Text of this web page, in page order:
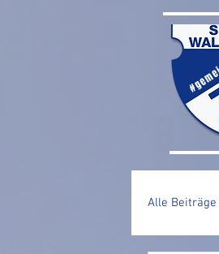
Alle Beiträge